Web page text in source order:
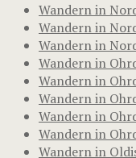
Wandern in
Wandern in
Wandern in
Wandern in
Wandern in
Wandern in
Wandern in
Wandern in
Wandern in